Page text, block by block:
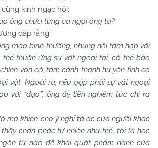
kinh ngạc hỏi:
ông chưa từng ca ngợi ông ta?
đáp rằng:
bình thường, nhưng nội tâm hợp với
thể thuận ứng sự vật ngoại tại, có thể bảo
vốn có, tâm cảnh thanh hư yên tĩnh có
vật. Ngoài ra, nếu gặp phải sự vật ngoại
với “đạo”, ông ấy liền nghiêm túc chỉ ra
mà khiến cho ý nghĩ tà ác của người khác
chân phác tự nhiên như thế, tôi là học
từ nào để khái quát phẩm hạnh của